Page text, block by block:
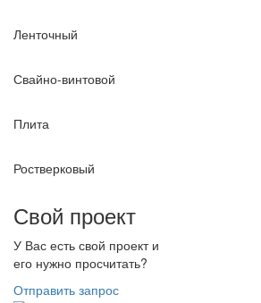
Ленточный
Свайно-винтовой
Плита
Ростверковый
Свой проект
У Вас есть свой проект и
его нужно просчитать?
Отправить запрос